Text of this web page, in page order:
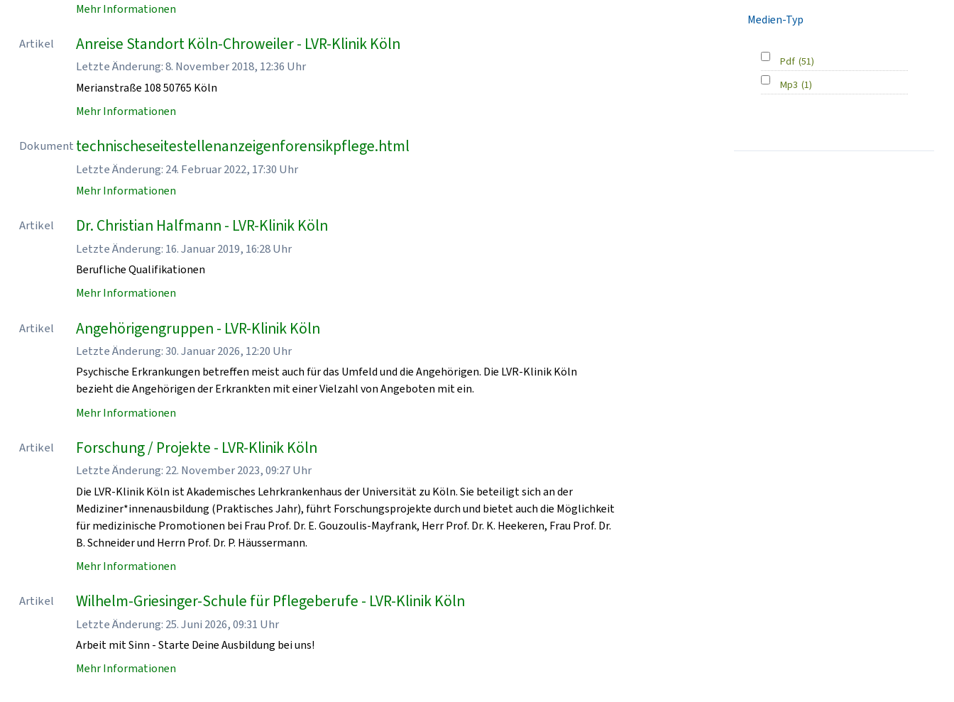
Mehr Informationen
Artikel Anreise Standort Köln-Chroweiler - LVR-Klinik Köln
Letzte Änderung: 8. November 2018, 12:36 Uhr
Merianstraße 108 50765 Köln
Mehr Informationen
Dokument technischeseitestellenanzeigenforensikpflege.html
Letzte Änderung: 24. Februar 2022, 17:30 Uhr
Mehr Informationen
Artikel Dr. Christian Halfmann - LVR-Klinik Köln
Letzte Änderung: 16. Januar 2019, 16:28 Uhr
Berufliche Qualifikationen
Mehr Informationen
Artikel Angehörigengruppen - LVR-Klinik Köln
Letzte Änderung: 30. Januar 2026, 12:20 Uhr
Psychische Erkrankungen betreffen meist auch für das Umfeld und die Angehörigen. Die LVR-Klinik Köln
bezieht die Angehörigen der Erkrankten mit einer Vielzahl von Angeboten mit ein.
Mehr Informationen
Artikel Forschung / Projekte - LVR-Klinik Köln
Letzte Änderung: 22. November 2023, 09:27 Uhr
Die LVR-Klinik Köln ist Akademisches Lehrkrankenhaus der Universität zu Köln. Sie beteiligt sich an der
Mediziner*innenausbildung (Praktisches Jahr), führt Forschungsprojekte durch und bietet auch die Möglichkeit
für medizinische Promotionen bei Frau Prof. Dr. E. Gouzoulis-Mayfrank, Herr Prof. Dr. K. Heekeren, Frau Prof. Dr.
B. Schneider und Herrn Prof. Dr. P. Häussermann.
Mehr Informationen
Artikel Wilhelm-Griesinger-Schule für Pflegeberufe - LVR-Klinik Köln
Letzte Änderung: 25. Juni 2026, 09:31 Uhr
Arbeit mit Sinn - Starte Deine Ausbildung bei uns!
Mehr Informationen
Medien-Typ
Pdf (51)
Mp3 (1)